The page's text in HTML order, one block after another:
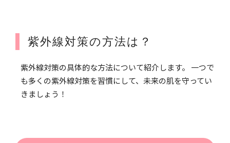
紫外線対策の方法は？
紫外線対策の具体的な方法について紹介します。 一つで
も多くの紫外線対策を習慣にして、未来の肌を守ってい
きましょう！